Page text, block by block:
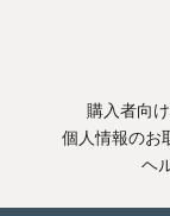
購入者向
個人情報のお
ヘ